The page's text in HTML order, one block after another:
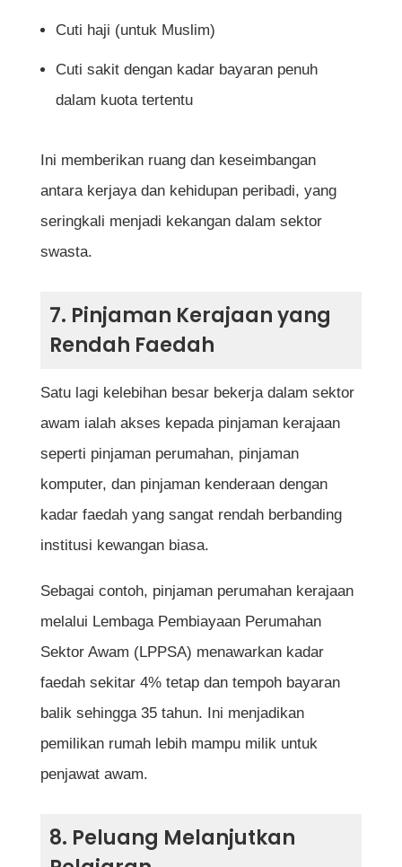
Cuti haji (untuk Muslim)
Cuti sakit dengan kadar bayaran penuh
dalam kuota tertentu
Ini memberikan ruang dan keseimbangan
antara kerjaya dan kehidupan peribadi, yang
seringkali menjadi kekangan dalam sektor
swasta.
7. Pinjaman Kerajaan yang
Rendah Faedah
Satu lagi kelebihan besar bekerja dalam sektor
awam ialah akses kepada pinjaman kerajaan
seperti pinjaman perumahan, pinjaman
komputer, dan pinjaman kenderaan dengan
kadar faedah yang sangat rendah berbanding
institusi kewangan biasa.
Sebagai contoh, pinjaman perumahan kerajaan
melalui Lembaga Pembiayaan Perumahan
Sektor Awam (LPPSA) menawarkan kadar
faedah sekitar 4% tetap dan tempoh bayaran
balik sehingga 35 tahun. Ini menjadikan
pemilikan rumah lebih mampu milik untuk
penjawat awam.
8. Peluang Melanjutkan